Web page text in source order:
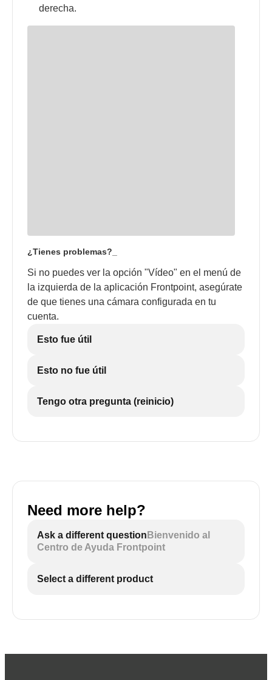
derecha.
¿Tienes problemas?_
Si no puedes ver la opción "Vídeo" en el menú de
la izquierda de la aplicación Frontpoint, asegúrate
de que tienes una cámara configurada en tu
cuenta.
Esto fue útil
Esto no fue útil
Tengo otra pregunta (reinicio)
Need more help?
Ask a different question Bienvenido al
Centro de Ayuda Frontpoint
Select a different product